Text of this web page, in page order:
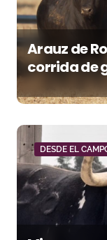
Arauz de
corrida de
la
en Ciudad
DESDE EL